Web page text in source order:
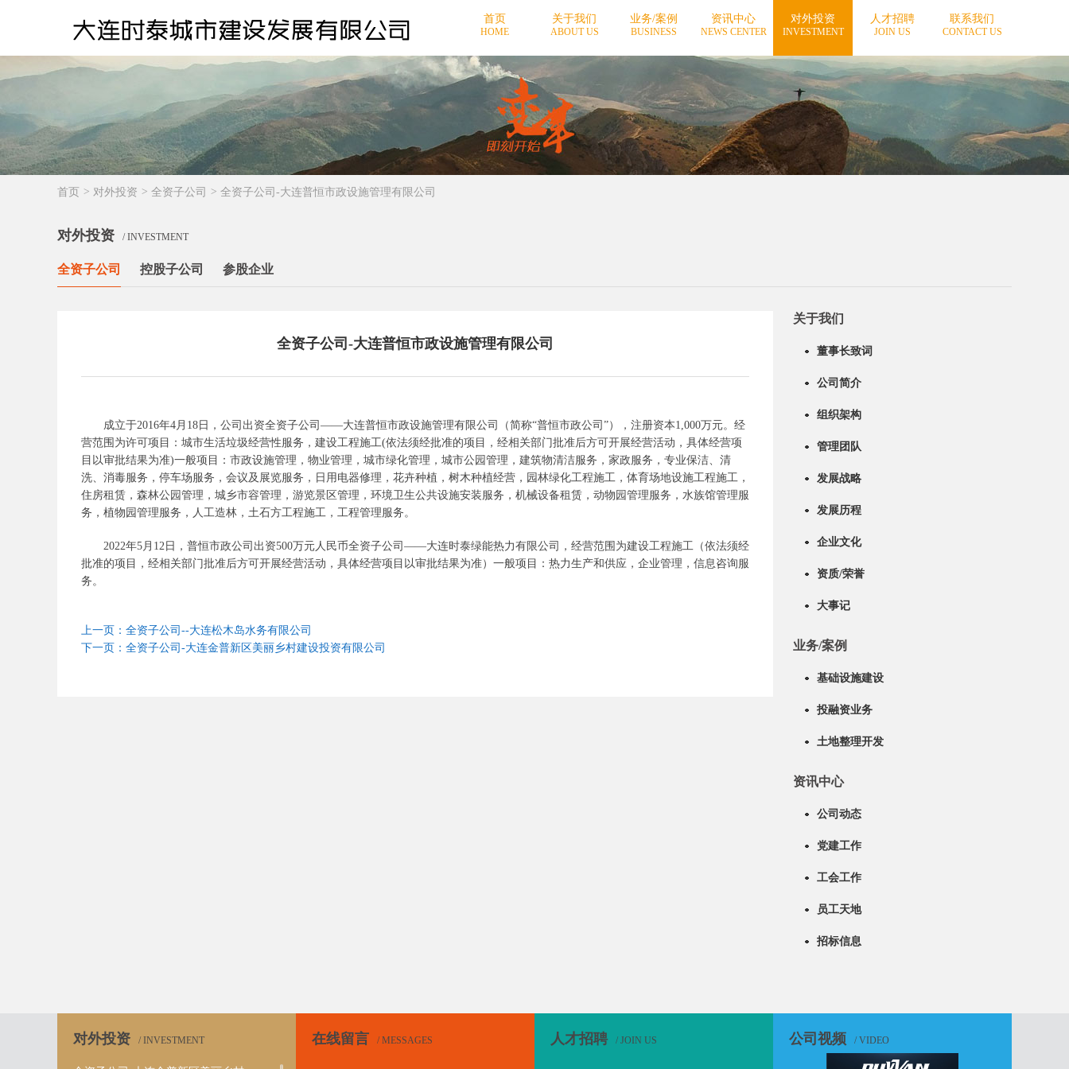
首页
HOME
关于我们
ABOUT US
业务/案例
BUSINESS
资讯中心
NEWS CENTER
对外投资
INVESTMENT
人才招聘
JOIN US
联系我们
CONTACT US
首页 > 对外投资 > 全资子公司 > 全资子公司-大连普恒市政设施管理有限公司
对外投资 / INVESTMENT
全资子公司 控股子公司 参股企业
全资子公司-大连普恒市政设施管理有限公司
成立于2016年4月18日，公司出资全资子公司——大连普恒市政设施管理有限公司（简称“普恒市政公司”），注册资本1,000万元。经
营范围为许可项目：城市生活垃圾经营性服务，建设工程施工(依法须经批准的项目，经相关部门批准后方可开展经营活动，具体经营项
目以审批结果为准)一般项目：市政设施管理，物业管理，城市绿化管理，城市公园管理，建筑物清洁服务，家政服务，专业保洁、清
洗、消毒服务，停车场服务，会议及展览服务，日用电器修理，花卉种植，树木种植经营，园林绿化工程施工，体育场地设施工程施工，
住房租赁，森林公园管理，城乡市容管理，游览景区管理，环境卫生公共设施安装服务，机械设备租赁，动物园管理服务，水族馆管理服
务，植物园管理服务，人工造林，土石方工程施工，工程管理服务。
2022年5月12日，普恒市政公司出资500万元人民币全资子公司——大连时泰绿能热力有限公司，经营范围为建设工程施工（依法须经
批准的项目，经相关部门批准后方可开展经营活动，具体经营项目以审批结果为准）一般项目：热力生产和供应，企业管理，信息咨询服
务。
上一页：全资子公司--大连松木岛水务有限公司
下一页：全资子公司-大连金普新区美丽乡村建设投资有限公司
关于我们
董事长致词
公司简介
组织架构
管理团队
发展战略
发展历程
企业文化
资质/荣誉
大事记
业务/案例
基础设施建设
投融资业务
土地整理开发
资讯中心
公司动态
党建工作
工会工作
员工天地
招标信息
对外投资 / INVESTMENT 在线留言 / MESSAGES 人才招聘 / JOIN US 公司视频 / VIDEO